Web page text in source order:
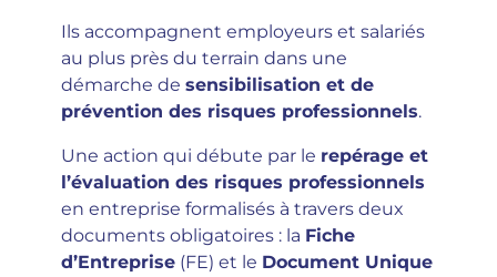
Ils accompagnent employeurs et salariés
au plus près du terrain dans une
démarche de sensibilisation et de
prévention des risques professionnels.
Une action qui débute par le repérage et
l’évaluation des risques professionnels
en entreprise formalisés à travers deux
documents obligatoires : la Fiche
d’Entreprise (FE) et le Document Unique